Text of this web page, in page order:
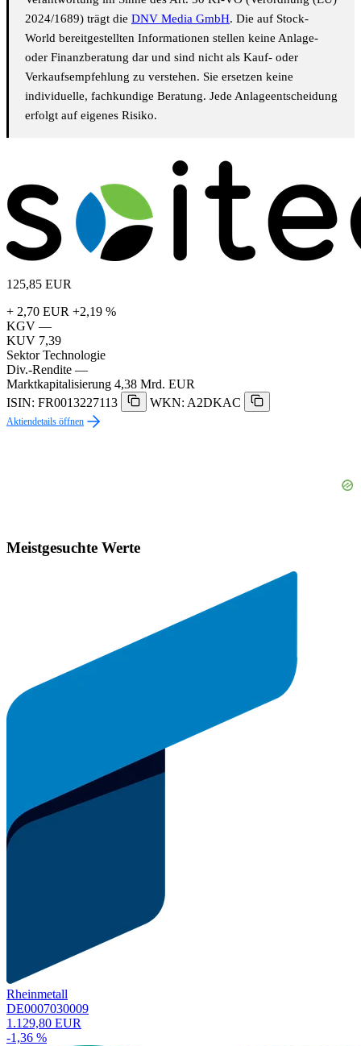
2024/1689) trägt die DNV Media GmbH. Die auf Stock-
World bereitgestellten Informationen stellen keine Anlage-
oder Finanzberatung dar und sind nicht als Kauf- oder
Verkaufsempfehlung zu verstehen. Sie ersetzen keine
individuelle, fachkundige Beratung. Jede Anlageentscheidung
erfolgt auf eigenes Risiko.
125,85 EUR
+ 2,70 EUR +2,19 %
KGV —
KUV 7,39
Sektor Technologie
Div.-Rendite —
Marktkapitalisierung 4,38 Mrd. EUR
ISIN: FR0013227113
WKN: A2DKAC
Aktiendetails öffnen
Meistgesuchte Werte
Rheinmetall
DE0007030009
1.129,80 EUR
-1,36 %